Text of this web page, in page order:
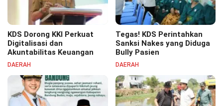
KDS Dorong KKI Perkuat
Digitalisasi dan
Akuntabilitas Keuangan
DAERAH
Tegas! KDS Perintahkan
Sanksi Nakes yang Diduga
Bully Pasien
DAERAH